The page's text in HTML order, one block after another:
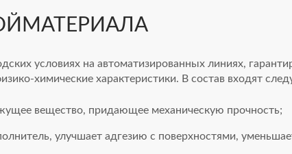
условиях на автоматизированных линиях,
химические характеристики. В состав входят
вещество, придающее механическую прочность;
улучшает адгезию с поверхностями,